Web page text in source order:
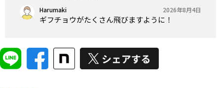
Harumaki 2026年8月4日
ギフチョウがたくさん飛びますように！